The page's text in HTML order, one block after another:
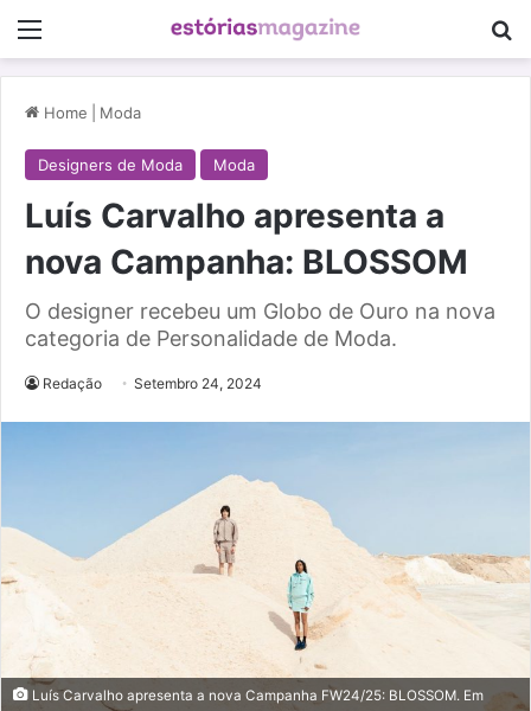
Menu
Home Moda
Designers de Moda Moda
Luís Carvalho apresenta a
nova Campanha: BLOSSOM
O designer recebeu um Globo de Ouro na nova
categoria de Personalidade de Moda.
Redação Setembro 24, 2024
Luís Carvalho apresenta a nova Campanha FW24/25: BLOSSOM. Em